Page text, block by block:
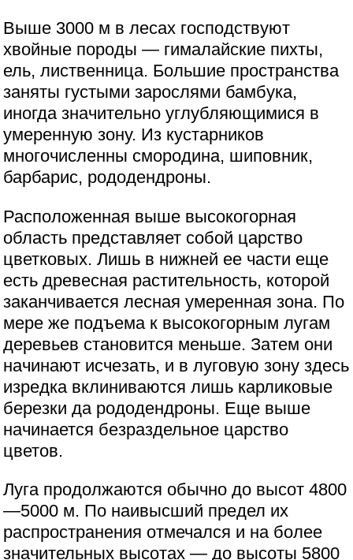
Выше 3000 м в лесах господствуют
хвойные породы — гималайские пихты,
ель, лиственница. Большие пространства
заняты густыми зарослями бамбука,
иногда значительно углубляющимися в
умеренную зону. Из кустарников
многочисленны смородина, шиповник,
барбарис, рододендроны.
Расположенная выше высокогорная
область представляет собой царство
цветковых. Лишь в нижней ее части еще
есть древесная растительность, которой
заканчивается лесная умеренная зона. По
мере же подъема к высокогорным лугам
деревьев становится меньше. Затем они
начинают исчезать, и в луговую зону здесь
изредка вклиниваются лишь карликовые
березки да рододендроны. Еще выше
начинается безраздельное царство
цветов.
Луга продолжаются обычно до высот 4800
—5000 м. По наивысший предел их
распространения отмечался и на более
значительных высотах — до высоты 5800